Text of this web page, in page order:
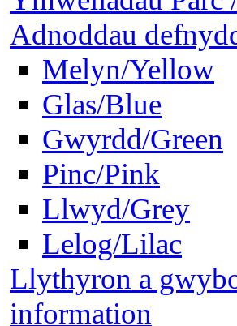
Adnoddau
Melyn/Yellow
Glas/Blue
Gwyrdd/Green
Pinc/Pink
Llwyd/Grey
Lelog/Lilac
Llythyron a
information